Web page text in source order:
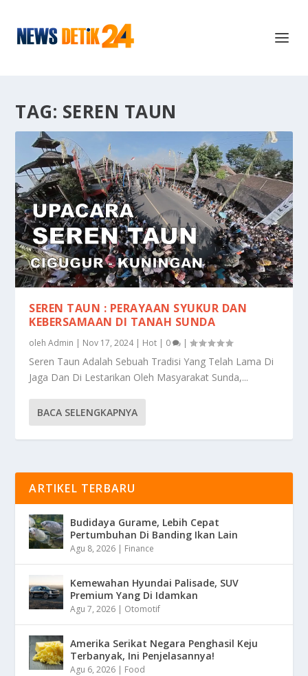
TAG: SEREN TAUN
SEREN TAUN : PERAYAAN SYUKUR DAN
KEBERSAMAAN DI TANAH SUNDA
olehAdmin | Nov 17, 2024| Hot | 0 |
Seren Taun Adalah Sebuah Tradisi Yang Telah Lama Di
Jaga Dan Di Lestarikan Oleh Masyarakat Sunda,...
BACA SELENGKAPNYA
ARTIKEL TERBARU
Budidaya Gurame, Lebih Cepat
Pertumbuhan Di Banding Ikan Lain
Agu 8, 2026 | Finance
Kemewahan Hyundai Palisade, SUV
Premium Yang Di Idamkan
Agu 7, 2026 | Otomotif
Amerika Serikat Negara Penghasil Keju
Terbanyak, Ini Penjelasannya!
Agu 6, 2026 | Food